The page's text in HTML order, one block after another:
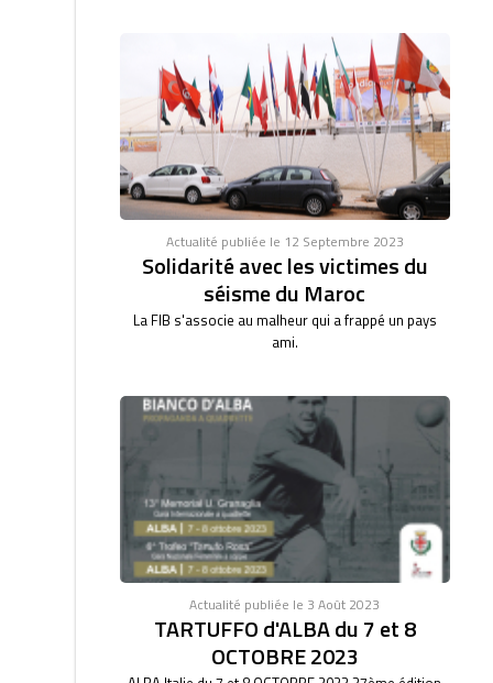
Actualité publiée le 12 Septembre 2023
Solidarité avec les victimes du
séisme du Maroc
La FIB s'associe au malheur qui a frappé un pays
ami.
Actualité publiée le 3 Août 2023
TARTUFFO d'ALBA du 7 et 8
OCTOBRE 2023